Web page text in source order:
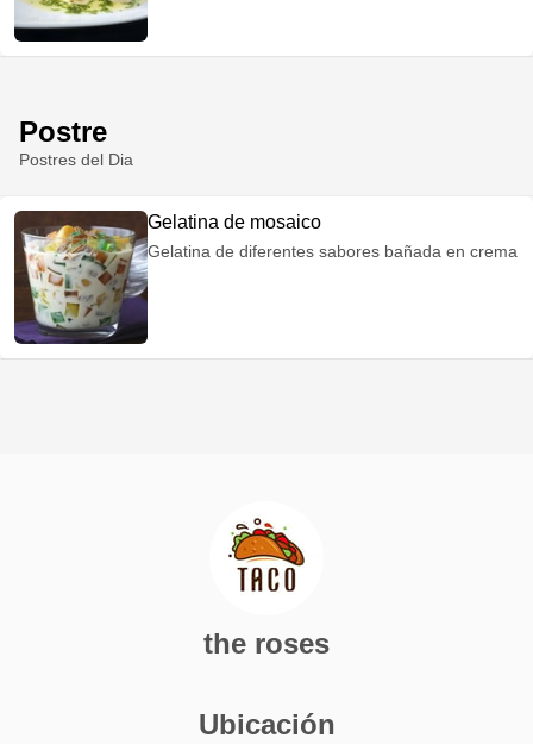
Postre
Postres del Dia
Gelatina de mosaico
Gelatina de diferentes sabores bañada en crema
the roses
Ubicación